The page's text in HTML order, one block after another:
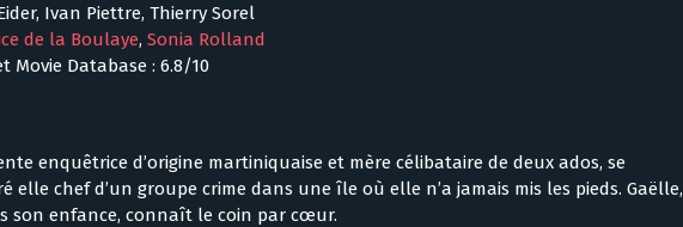
Ivan Piettre, Thierry Sorel
de la Boulaye, Sonia Rolland
Movie Database : 6.8/10
enquêtrice d’origine martiniquaise et mère célibataire de deux ados, se
elle chef d’un groupe crime dans une île où elle n’a jamais mis les pieds. Gaëlle,
son enfance, connaît le coin par cœur.